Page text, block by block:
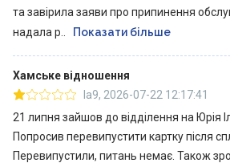
та завірила заяви про припинення
надала р..
Показати більше
Хамське відношення
la9, 2026-07-22 12:17:41
21 липня зайшов до відділення на Юрія
Попросив перевипустити картку після
Перевипустили, питань немає. Також